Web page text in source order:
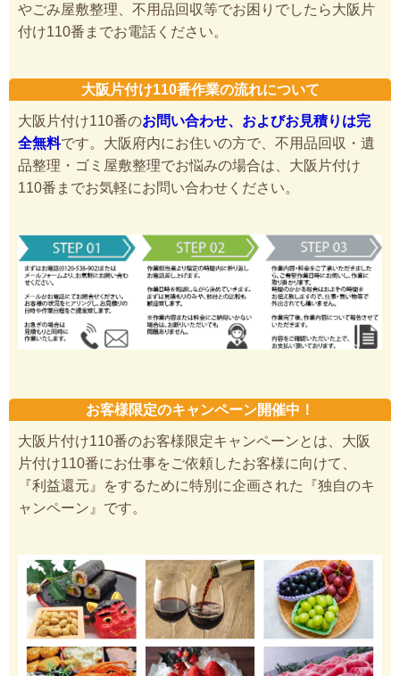
やごみ屋敷整理、不用品回収等でお困りでしたら大阪片
付け110番までお電話ください。
大阪片付け110番作業の流れについて
大阪片付け110番のお問い合わせ、およびお見積りは完
全無料です。大阪府内にお住いの方で、不用品回収・遺
品整理・ゴミ屋敷整理でお悩みの場合は、大阪片付け
110番までお気軽にお問い合わせください。
お客様限定のキャンペーン開催中！
大阪片付け110番のお客様限定キャンペーンとは、大阪
片付け110番にお仕事をご依頼したお客様に向けて、
『利益還元』をするために特別に企画された『独自のキ
ャンペーン』です。